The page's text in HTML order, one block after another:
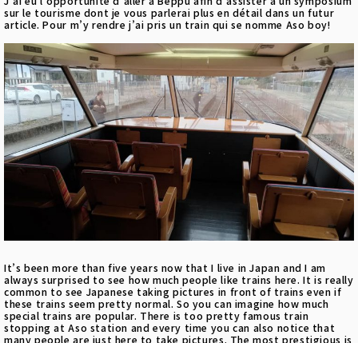
sur le tourisme dont je vous parlerai plus en détail dans un futur
article. Pour m’y rendre j’ai pris un train qui se nomme Aso boy!
It’s been more than five years now that I live in Japan and I am
always surprised to see how much people like trains here. It is really
common to see Japanese taking pictures in front of trains even if
these trains seem pretty normal. So you can imagine how much
special trains are popular. There is too pretty famous train
stopping at Aso station and every time you can also notice that
many people are just here to take pictures. The most prestigious is